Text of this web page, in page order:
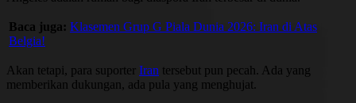
Baca juga: Klasemen Grup G Piala Dunia 2026: Iran di Atas
Belgia!
Akan tetapi, para suporter Iran tersebut pun pecah. Ada yang
memberikan dukungan, ada pula yang menghujat.